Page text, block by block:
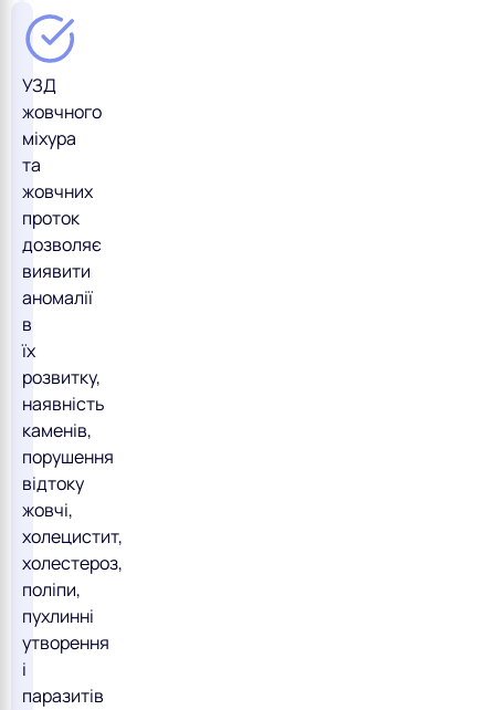
УЗД
жовчного
міхура
та
жовчних
проток
дозволяє
виявити
аномалії
в
їх
розвитку,
наявність
каменів,
порушення
відтоку
жовчі,
холецистит,
холестероз,
поліпи,
пухлинні
утворення
і
паразитів